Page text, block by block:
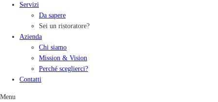
Servizi
Da sapere
Sei un ristoratore?
Azienda
Chi siamo
Mission & Vision
Perché sceglierci?
Contatti
Menu